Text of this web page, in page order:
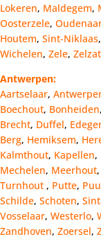
Lokeren, Maldegem,
Oosterzele,
Houtem, Sint-Niklaas,
Wichelen, Zele,
Antwerpen:
Aartselaar,
Boechout, Bonheiden,
Brecht, Duffel,
Berg, Hemiksem,
Kalmthout, Kapellen,
Mechelen, Meerhout,
Turnhout , Putte,
Schilde, Schoten,
Vosselaar, Westerlo,
Zandhoven, Zoersel,